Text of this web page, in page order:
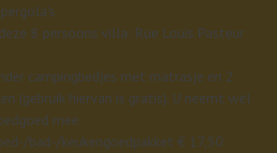
8 persoons villa: Rue Louis Pasteur
campingbedjes met matrasje en 2
(gebruik hiervan is gratis). U neemt wél
mee.
bad-/keukengoedpakket € 17,50